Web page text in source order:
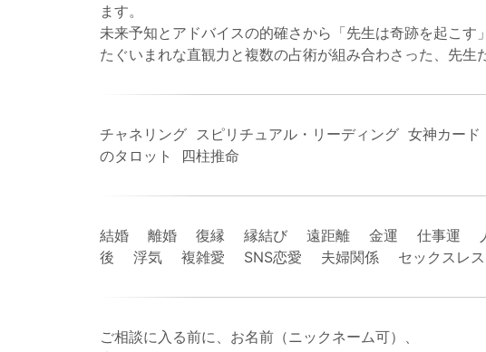
ます。
未来予知とアドバイスの的確さから「先生は奇跡を起こす
たぐいまれな直観力と複数の占術が組み合わさった、先生
チャネリング スピリチュアル・リーディング 女神カー
のタロット 四柱推命
結婚 離婚 復縁 縁結び 遠距離 金運 仕事運 人
後 浮気 複雑愛 SNS恋愛 夫婦関係 セックスレ
ご相談に入る前に、お名前（ニックネーム可）、